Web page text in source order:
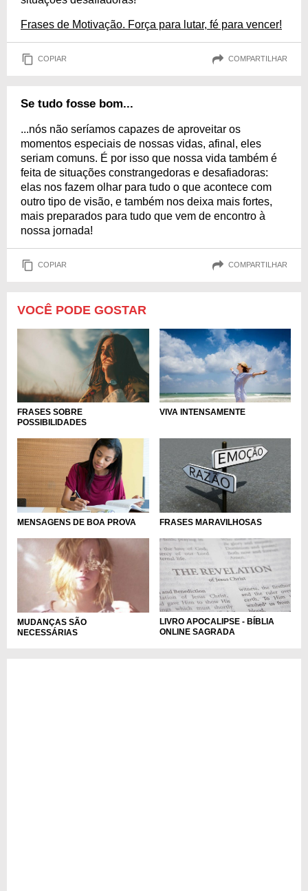
Frases de Motivação. Força para lutar, fé para vencer!
COPIAR COMPARTILHAR
Se tudo fosse bom...
...nós não seríamos capazes de aproveitar os
momentos especiais de nossas vidas, afinal, eles
seriam comuns. É por isso que nossa vida também é
feita de situações constrangedoras e desafiadoras:
elas nos fazem olhar para tudo o que acontece com
outro tipo de visão, e também nos deixa mais fortes,
mais preparados para tudo que vem de encontro à
nossa jornada!
COPIAR COMPARTILHAR
VOCÊ PODE GOSTAR
FRASES SOBRE
POSSIBILIDADES
VIVA INTENSAMENTE
MENSAGENS DE BOA PROVA FRASES MARAVILHOSAS
MUDANÇAS SÃO
NECESSÁRIAS
LIVRO APOCALIPSE - BÍBLIA
ONLINE SAGRADA